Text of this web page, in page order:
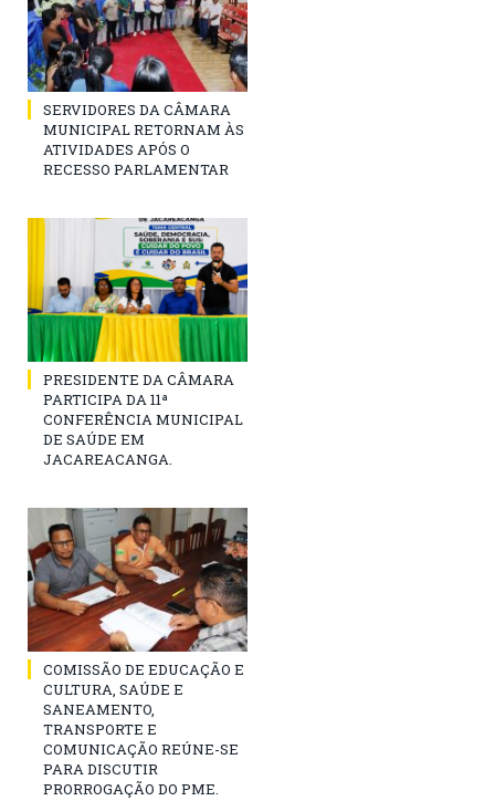
SERVIDORES DA CÂMARA
MUNICIPAL RETORNAM ÀS
ATIVIDADES APÓS O
RECESSO PARLAMENTAR
PRESIDENTE DA CÂMARA
PARTICIPA DA 11ª
CONFERÊNCIA MUNICIPAL
DE SAÚDE EM
JACAREACANGA.
COMISSÃO DE EDUCAÇÃO E
CULTURA, SAÚDE E
SANEAMENTO,
TRANSPORTE E
COMUNICAÇÃO REÚNE-SE
PARA DISCUTIR
PRORROGAÇÃO DO PME.